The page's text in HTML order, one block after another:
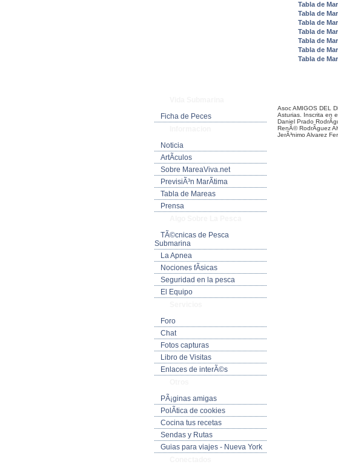
Ficha de Peces
Noticia
ArtÃ­culos
Sobre MareaViva.net
PrevisiÃ³n MarÃ­tima
Tabla de Mareas
Prensa
TÃ©cnicas de Pesca
Submarina
La Apnea
Nociones fÃ­sicas
Seguridad en la pesca
El Equipo
Foro
Chat
Fotos capturas
Libro de Visitas
Enlaces de interÃ©s
PÃ¡ginas amigas
PolÃ­tica de cookies
Cocina tus recetas
Sendas y Rutas
Guias para viajes - Nueva York
Tabla de
Tabla de
Tabla de
Tabla de
Tabla de
Tabla de
Tabla de
Asoc AMIGOS DEL
Asturias. Inscrita en
Daniel Prado
RenÃ© RodrÃ­guez
JerÃ³nimo Alvarez